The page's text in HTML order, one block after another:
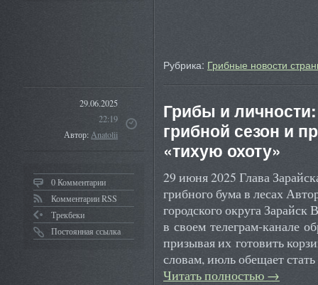
Рубрика: Грибные новости
29.06.2025
22:19
Автор:Anatolii
0 Комментарии
Комментарии RSS
Трекбеки
Постоянная ссылка
Грибы и
грибной сезон и
«тихую охоту»
29 июня 2025 Глава
грибного бума в лесах
городского округа
в своем телеграм-канале
призывая их готовить
словам, июль обещает
Читать полностью →